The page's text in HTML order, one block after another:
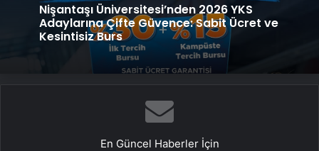
Nişantaşı Üniversitesi’nden 2026 YKS
Adaylarına Çifte Güvence: Sabit Ücret ve
Kesintisiz Burs
En Güncel Haberler İçin